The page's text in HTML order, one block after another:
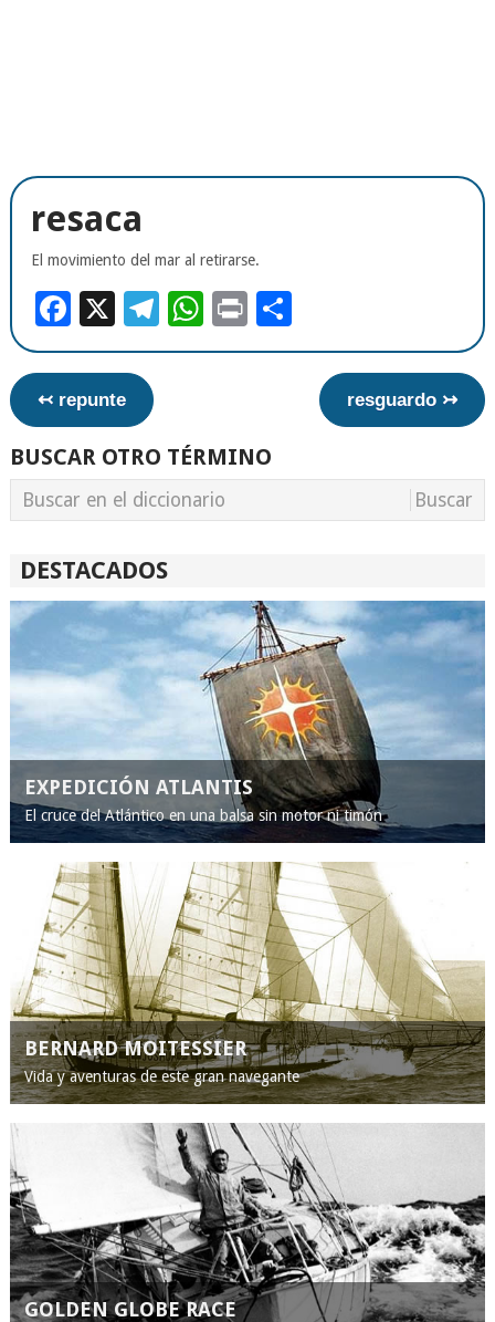
resaca
El movimiento del mar al retirarse.
Facebook
X Telegram
WhatsApp
Print
↢ repunte resguardo ↣
BUSCAR OTRO TÉRMINO
DESTACADOS
EXPEDICIÓN ATLANTIS
El cruce del Atlántico en una balsa sin motor ni timón
BERNARD MOITESSIER
Vida y aventuras de este gran navegante
GOLDEN GLOBE RACE